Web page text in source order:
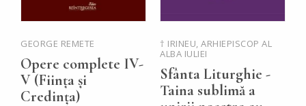
GEORGE REMETE
Opere complete IV-
V (Ființa și
Credința)
† IRINEU, ARHIEPISCOP AL
ALBA IULIEI
Sfânta Liturghie -
Taina sublimă a